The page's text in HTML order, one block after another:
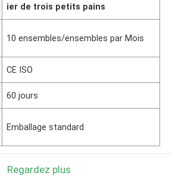
ier de trois petits pains
10 ensembles/ensembles par Mois
CE ISO
60 jours
Emballage standard
Regardez plus